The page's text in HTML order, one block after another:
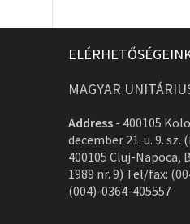
MAGYAR
Address - 400105
december 21. u. 9. sz.
400105 Cluj-Napoca,
1989 nr. 9) Tel/fax:
(004)-0364-405557